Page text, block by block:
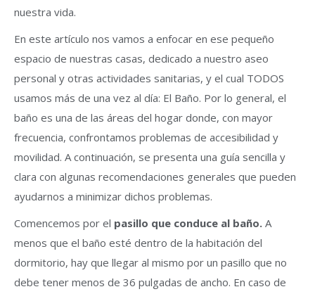
nuestra vida.
En este artículo nos vamos a enfocar en ese pequeño
espacio de nuestras casas, dedicado a nuestro aseo
personal y otras actividades sanitarias, y el cual TODOS
usamos más de una vez al día: El Baño. Por lo general, el
baño es una de las áreas del hogar donde, con mayor
frecuencia, confrontamos problemas de accesibilidad y
movilidad. A continuación, se presenta una guía sencilla y
clara con algunas recomendaciones generales que pueden
ayudarnos a minimizar dichos problemas.
Comencemos por el pasillo que conduce al baño. A
menos que el baño esté dentro de la habitación del
dormitorio, hay que llegar al mismo por un pasillo que no
debe tener menos de 36 pulgadas de ancho. En caso de